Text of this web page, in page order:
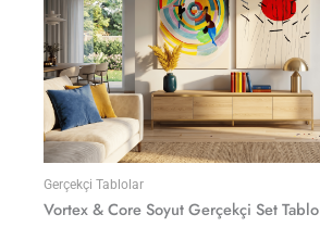
Gerçekçi Tablolar
Vortex & Core Soyut Gerçekçi Set Tablo